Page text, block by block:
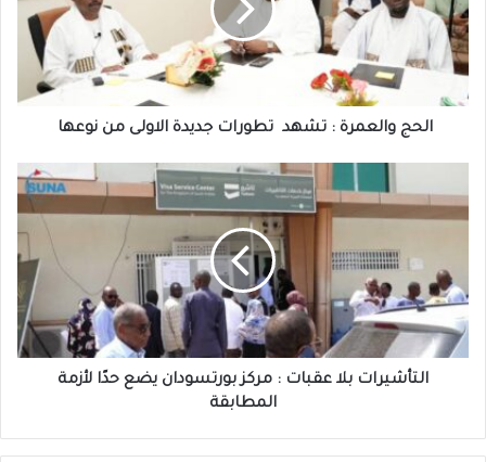
تطورات
جديدة
الاولى
من
نوعها
الحج والعمرة : تشهد تطورات جديدة الاولى من نوعها
بلا
عقبات
بورتسودان
يضع
حدًا
لأزمة
المطابقةالتأشيرات بلا عقبات : مركز بورتسودان يضع حدًا لأزمة
المطابقة